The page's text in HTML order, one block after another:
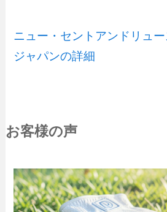
ニュー・セントアンドリュー
ジャパンの詳細
お客様の声